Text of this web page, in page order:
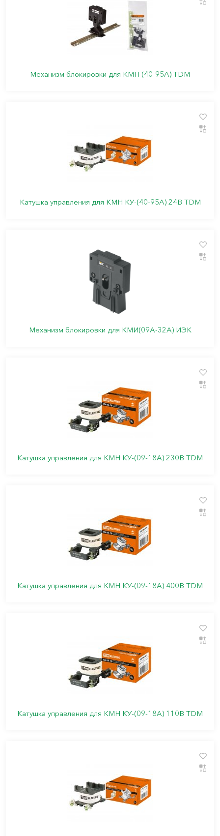
Механизм блокировки для КМН (40-95А) TDM
Катушка управления для КМН КУ-(40-95А) 24В TDM
Механизм блокировки для КМИ(09А-32А) ИЭК
Катушка управления для КМН КУ-(09-18А) 230В TDM
Катушка управления для КМН КУ-(09-18А) 400В TDM
Катушка управления для КМН КУ-(09-18А) 110В TDM